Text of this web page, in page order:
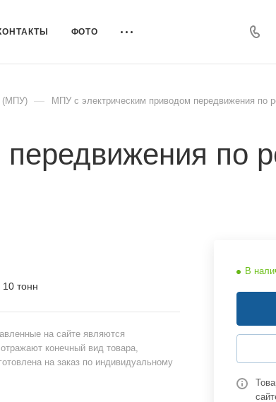
ФОТО
(МПУ) — МПУ с электрическим приводом передвижения по
по
В
10 тонн
на сайте являются
конечный вид товара,
на заказ по индивидуальному